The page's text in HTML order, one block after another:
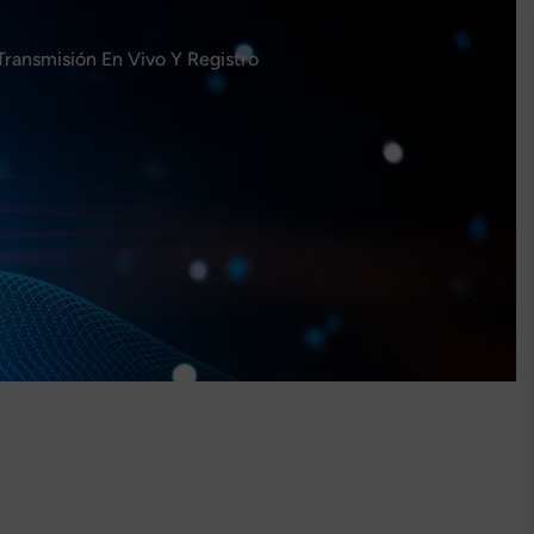
En Vivo Y Registro